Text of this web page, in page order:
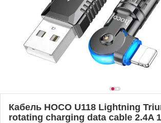
Кабель HOCO U118 Lightning
rotating charging data cable 2.4A